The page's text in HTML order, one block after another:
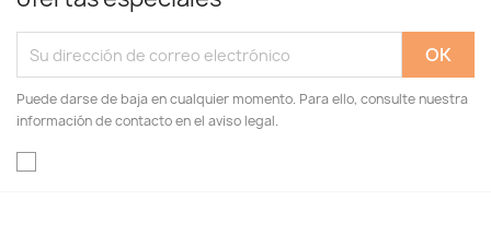
Puede darse de baja en cualquier momento. Para ello, consulte nuestra
información de contacto en el aviso legal.